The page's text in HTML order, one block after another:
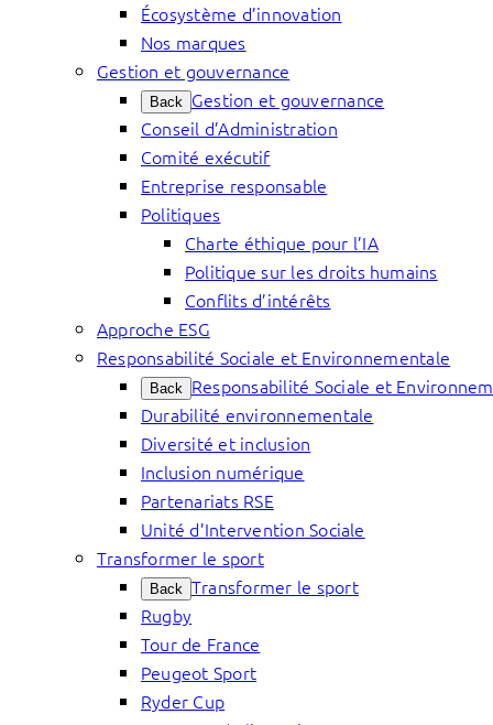
Écosystème d’innovation
Nos marques
Gestion et gouvernance
Back Gestion et gouvernance
Conseil d’Administration
Comité exécutif
Entreprise responsable
Politiques
Charte éthique pour l’IA
Politique sur les droits humains
Conflits d’intérêts
Approche ESG
Responsabilité Sociale et Environnementale
Back Responsabilité Sociale et
Durabilité environnementale
Diversité et inclusion
Inclusion numérique
Partenariats RSE
Unité d’Intervention Sociale
Transformer le sport
Back Transformer le sport
Rugby
Tour de France
Peugeot Sport
Ryder Cup